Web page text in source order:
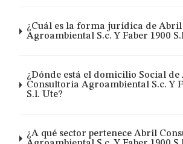
¿Cuál es la forma jurídica de
Agroambiental S.c. Y Faber 1900
¿Dónde está el domicilio Social
Consultoria Agroambiental S.c. Y
S.l. Ute?
¿A qué sector pertenece Abril